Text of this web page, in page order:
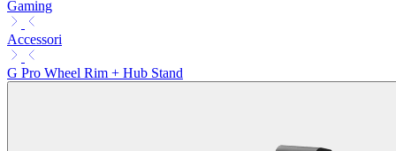
Gaming
Accessori
G Pro Wheel Rim + Hub Stand